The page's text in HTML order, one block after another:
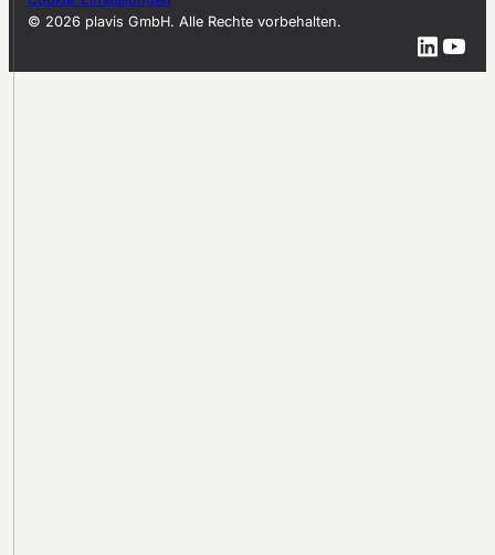
© 2026 plavis GmbH. Alle Rechte vorbehalten.